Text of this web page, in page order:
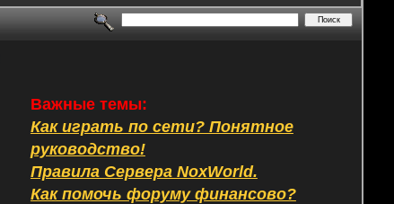
Важные темы:
Как играть по сети? Понятное
руководство!
Правила Сервера NoxWorld.
Как помочь форуму финансово?